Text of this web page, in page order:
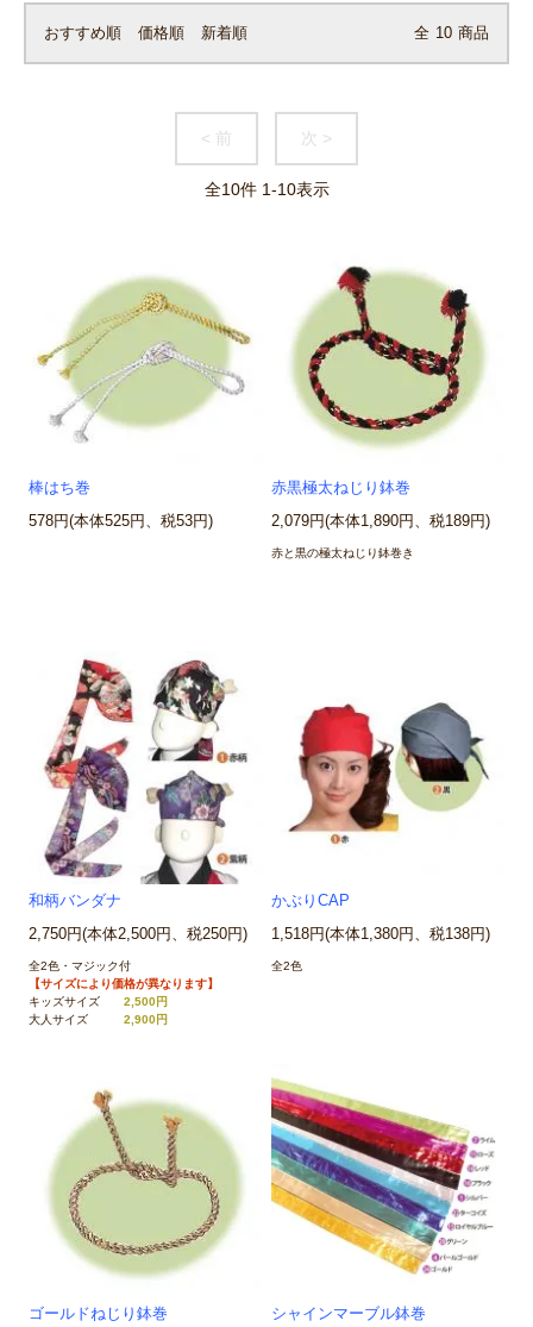
おすすめ順 価格順 新着順 全 10 商品
< 前 次 >
全10件 1-10表示
棒はち巻
578円(本体525円、税53円)
赤黒極太ねじり鉢巻
2,079円(本体1,890円、税189円)
赤と黒の極太ねじり鉢巻き
和柄バンダナ
2,750円(本体2,500円、税250円)
全2色・マジック付
【サイズにより価格が異なります】
キッズサイズ 2,500円
大人サイズ 2,900円
かぶりCAP
1,518円(本体1,380円、税138円)
全2色
ゴールドねじり鉢巻 シャインマーブル鉢巻